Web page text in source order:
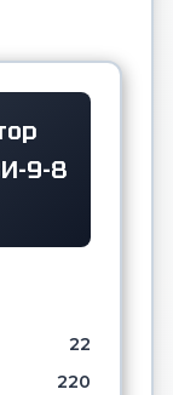
9-8
22
220